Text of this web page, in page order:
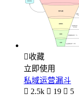
收藏
立即使用
私域运营漏斗
 2.5k  19  5